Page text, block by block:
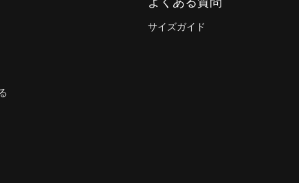
よくある質問
サイズガイド